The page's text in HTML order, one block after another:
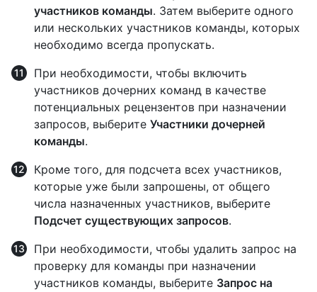
участников команды. Затем выберите одного
или нескольких участников команды, которых
необходимо всегда пропускать.
При необходимости, чтобы включить
участников дочерних команд в качестве
потенциальных рецензентов при назначении
запросов, выберите Участники дочерней
команды.
Кроме того, для подсчета всех участников,
которые уже были запрошены, от общего
числа назначенных участников, выберите
Подсчет существующих запросов.
При необходимости, чтобы удалить запрос на
проверку для команды при назначении
участников команды, выберите Запрос на